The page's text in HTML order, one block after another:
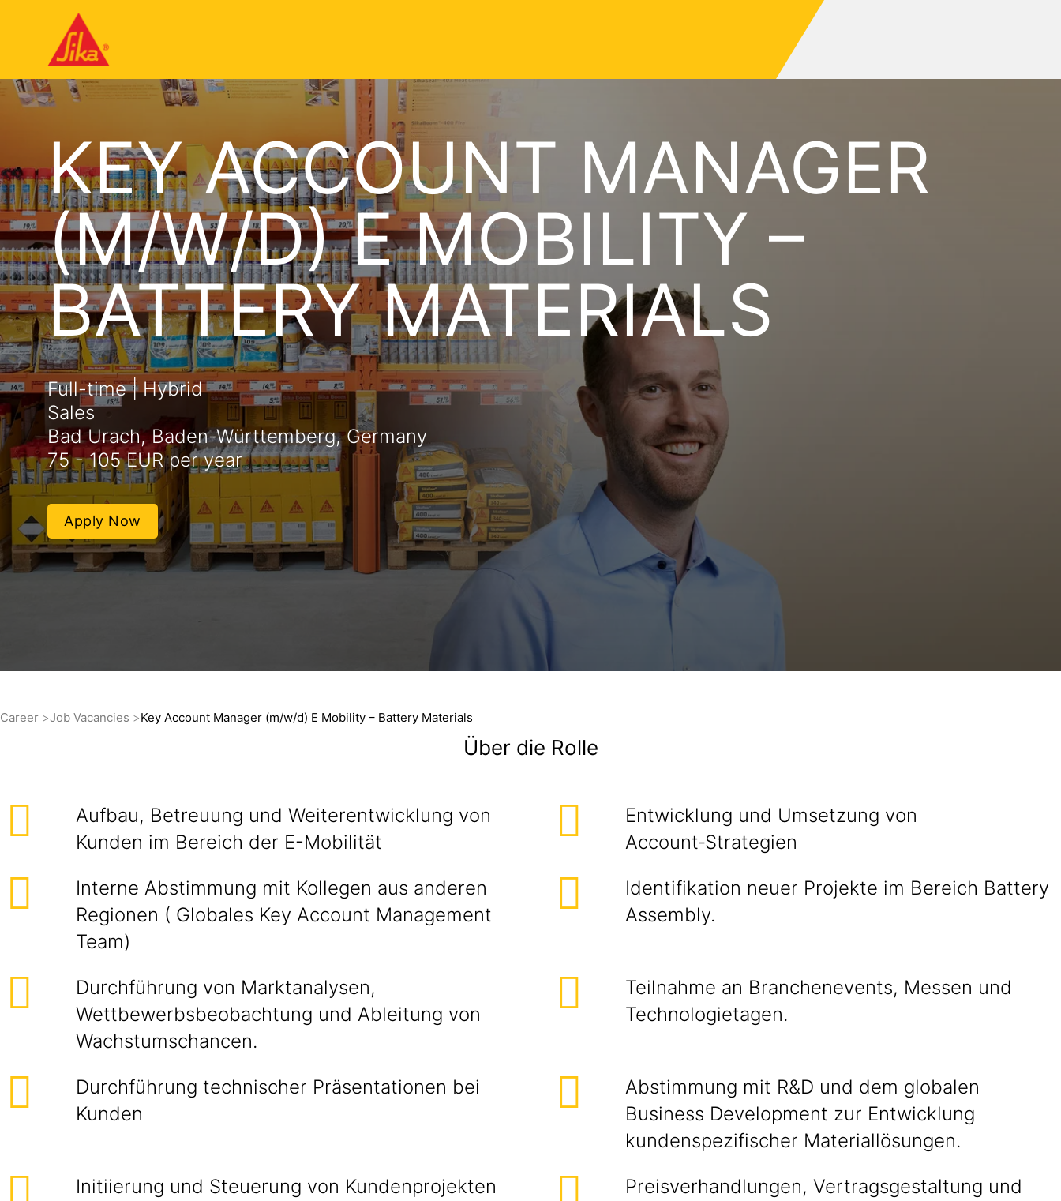
KEY ACCOUNT MANAGER
(M/W/D) E MOBILITY –
BATTERY MATERIALS
Full-time | Hybrid
Sales
Bad Urach, Baden-Württemberg, Germany
75 - 105 EUR per year
Apply Now
Career Job Vacancies Key Account Manager (m/w/d) E Mobility – Battery Materials
Über die Rolle
Aufbau, Betreuung und Weiterentwicklung von
Kunden im Bereich der E-Mobilität
Entwicklung und Umsetzung von
Account‑Strategien
Interne Abstimmung mit Kollegen aus anderen
Regionen ( Globales Key Account Management
Team)
Identifikation neuer Projekte im Bereich Battery
Assembly.
Durchführung von Marktanalysen,
Wettbewerbsbeobachtung und Ableitung von
Wachstumschancen.
Teilnahme an Branchenevents, Messen und
Technologietagen.
Durchführung technischer Präsentationen bei
Kunden
Abstimmung mit R&D und dem globalen
Business Development zur Entwicklung
kundenspezifischer Materiallösungen.
Initiierung und Steuerung von Kundenprojekten
Preisverhandlungen, Vertragsgestaltung und